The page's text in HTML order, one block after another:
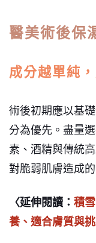
醫美術後保
成分越單純
術後初期應以基
分為優先。盡量
素、酒精與傳統
對脆弱肌膚造成
〈延伸閱讀： 積
養、適合膚質與